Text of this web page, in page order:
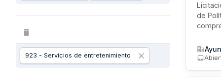
923 - Servicios de entretenimiento
de
de
y
La